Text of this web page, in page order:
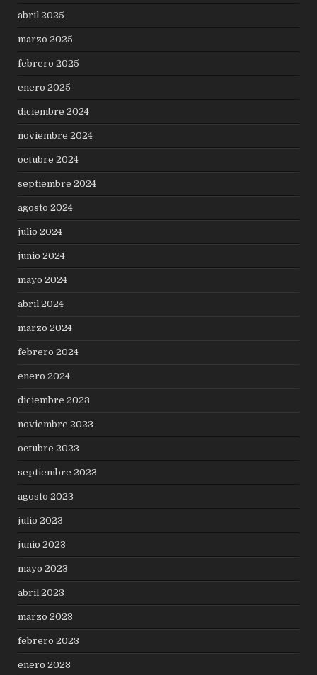
abril 2025
marzo 2025
febrero 2025
enero 2025
diciembre 2024
noviembre 2024
octubre 2024
septiembre 2024
agosto 2024
julio 2024
junio 2024
mayo 2024
abril 2024
marzo 2024
febrero 2024
enero 2024
diciembre 2023
noviembre 2023
octubre 2023
septiembre 2023
agosto 2023
julio 2023
junio 2023
mayo 2023
abril 2023
marzo 2023
febrero 2023
enero 2023